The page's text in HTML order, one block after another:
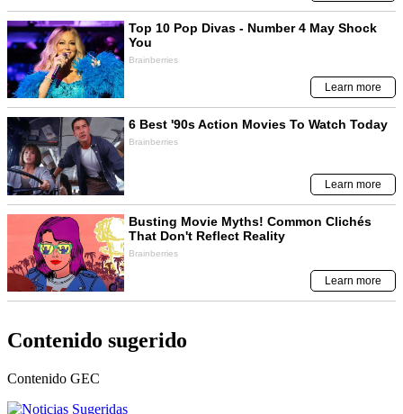
Contenido sugerido
Contenido GEC